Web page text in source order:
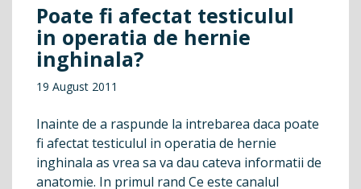
Poate fi afectat testiculul
in operatia de hernie
inghinala?
19 August 2011
Inainte de a raspunde la intrebarea daca poate
fi afectat testiculul in operatia de hernie
inghinala as vrea sa va dau cateva informatii de
anatomie. In primul rand Ce este canalul